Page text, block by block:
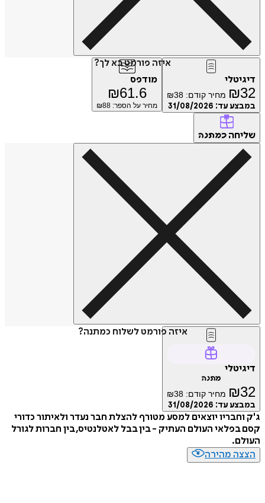
איזה פורמט בא לך?
דיגיטלי
₪32 מחיר קודם: ₪38
במבצע עד: 31/08/2026
מודפס
₪61.6
מחיר על הספר: ₪ 88
שליחה כמתנה
איזה פורמט לשלוח כמתנה?
דיגיטלי
מתנה
₪32 מחיר קודם: ₪38
במבצע עד: 31/08/2026
ג'ק וחבריו יוצאים למסע מטורף להצלת חבר נעדר ולאיתור כדורי
קסם בפלאי העולם העתיק - בין בבל לאטלנטיס, בין חברות לגורל
העולם.
הצצה מהירה